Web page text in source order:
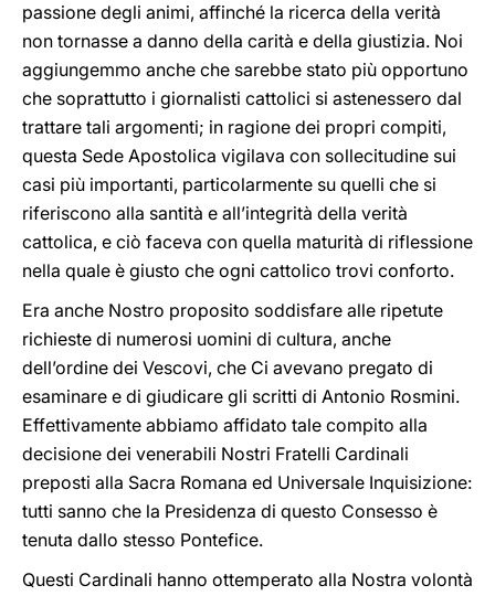
passione degli animi, affinché la ricerca della verità
non tornasse a danno della carità e della giustizia. Noi
aggiungemmo anche che sarebbe stato più opportuno
che soprattutto i giornalisti cattolici si astenessero dal
trattare tali argomenti; in ragione dei propri compiti,
questa Sede Apostolica vigilava con sollecitudine sui
casi più importanti, particolarmente su quelli che si
riferiscono alla santità e all’integrità della verità
cattolica, e ciò faceva con quella maturità di riflessione
nella quale è giusto che ogni cattolico trovi conforto.
Era anche Nostro proposito soddisfare alle ripetute
richieste di numerosi uomini di cultura, anche
dell’ordine dei Vescovi, che Ci avevano pregato di
esaminare e di giudicare gli scritti di Antonio Rosmini.
Effettivamente abbiamo affidato tale compito alla
decisione dei venerabili Nostri Fratelli Cardinali
preposti alla Sacra Romana ed Universale Inquisizione:
tutti sanno che la Presidenza di questo Consesso è
tenuta dallo stesso Pontefice.
Questi Cardinali hanno ottemperato alla Nostra volontà